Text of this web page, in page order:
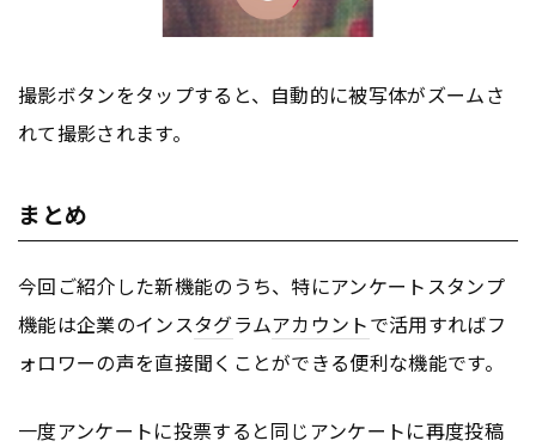
撮影ボタンをタップすると、自動的に被写体がズームさ
れて撮影されます。
まとめ
今回ご紹介した新機能のうち、特にアンケートスタンプ
機能は企業のインスタグラムアカウントで活用すればフ
ォロワーの声を直接聞くことができる便利な機能です。
一度アンケートに投票すると同じアンケートに再度投稿